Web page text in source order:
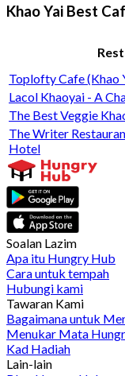
Khao Yai Best
Toplofty Cafe (Khao
Lacol Khaoyai - A
The Best Veggie
The Writer
Hotel
Soalan Lazim
Apa itu Hungry Hub
Cara untuk tempah
Hubungi kami
Tawaran Kami
Bagaimana untuk
Menukar Mata
Kad Hadiah
Lain-lain